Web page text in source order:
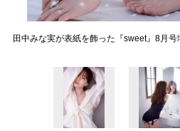
田中みな実が表紙を飾った『sweet』8月号